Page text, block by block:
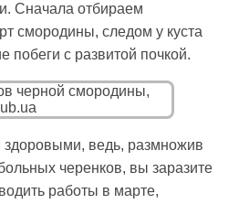
Сначала отбираем
смородины, следом у куста
побеги с развитой почкой.
ведь, размножив
черенков, вы заразите
работы в марте,